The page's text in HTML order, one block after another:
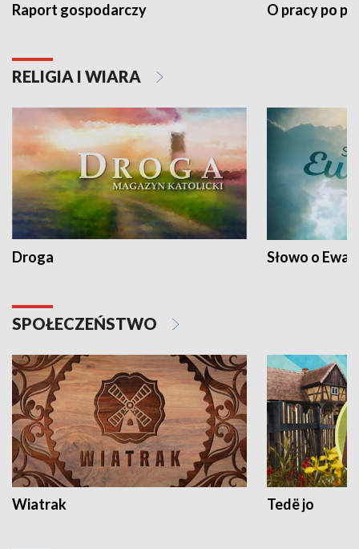
Raport gospodarczy O pracy po
RELIGIA I WIARA
Droga Słowo o
SPOŁECZEŃSTWO
Wiatrak Tedë jo